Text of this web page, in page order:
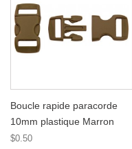
Boucle rapide paracorde
10mm plastique Marron
$0.50